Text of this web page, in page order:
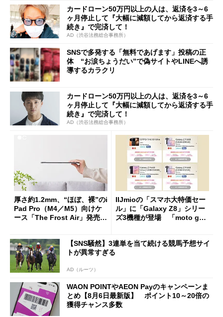
カードローン50万円以上の人は、返済を3～6
ヶ月停止して『大幅に減額してから返済する手
続き』で完済して！
AD（渋谷法務総合事務所）
SNSで多発する「無料であげます」投稿の正
体 “お涙ちょうだい”で偽サイトやLINEへ誘
導するカラクリ
カードローン50万円以上の人は、返済を3～6
ヶ月停止して『大幅に減額してから返済する手
続き』で完済して！
AD（渋谷法務総合事務所）
厚さ約1.2mm、“ほぼ、裸”のi
Pad Pro（M4／M5）向けケ
ース「The Frost Air」発売
IIJmioの「スマホ大特価セー
ル」に「Galaxy Z8」シリー
ズ3機種が登場 「moto g37
【SNS騒然】3連単を当て続ける競馬予想サイ
トが異常すぎる
AD（ルーツ）
WAON POINTやAEON Payのキャンペーンま
とめ【8月6日最新版】 ポイント10～20倍の
獲得チャンス多数